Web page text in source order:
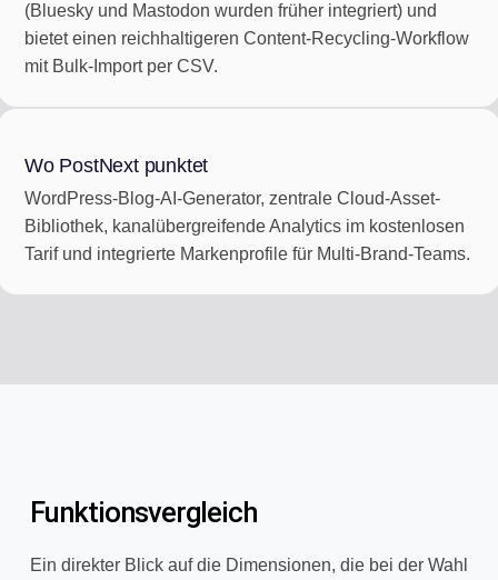
(Bluesky und Mastodon wurden früher integriert) und
bietet einen reichhaltigeren Content-Recycling-Workflow
mit Bulk-Import per CSV.
Wo PostNext punktet
WordPress-Blog-AI-Generator, zentrale Cloud-Asset-
Bibliothek, kanalübergreifende Analytics im kostenlosen
Tarif und integrierte Markenprofile für Multi-Brand-Teams.
Funktionsvergleich
Ein direkter Blick auf die Dimensionen, die bei der Wahl